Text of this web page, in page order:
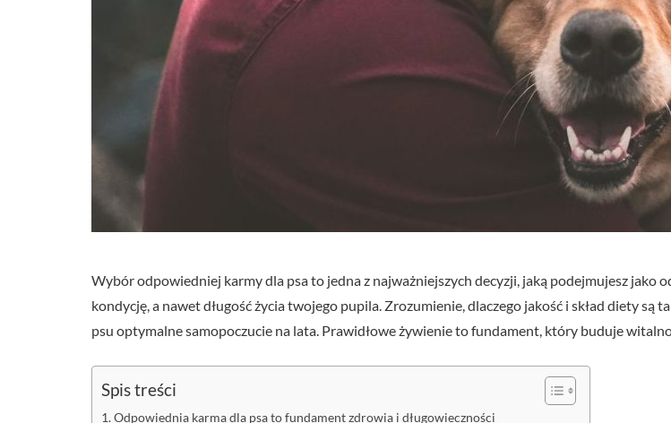
Wybór odpowiedniej karmy dla psa to jedna z najważniejszych decyzji, jaką podejmujesz jako
kondycję, a nawet długość życia twojego pupila. Zrozumienie, dlaczego jakość i skład diety
psu optymalne samopoczucie na lata. Prawidłowe żywienie to fundament, który buduje
Spis treści
Odpowiednia karma dla psa to fundament zdrowia i długowieczności